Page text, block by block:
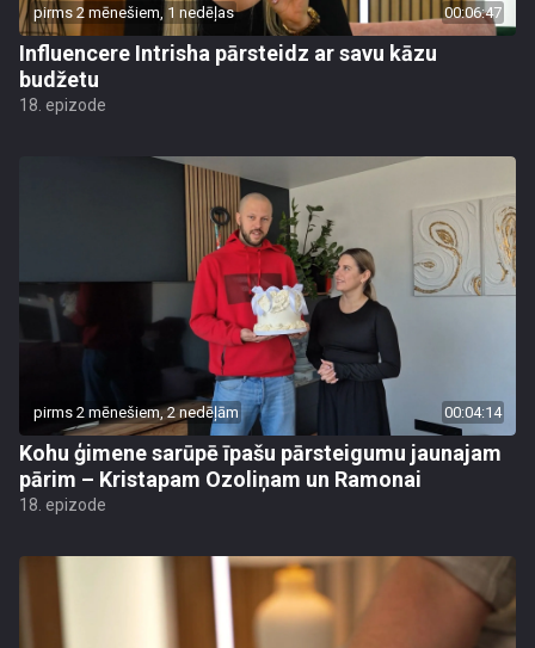
pirms 2 mēnešiem, 1 nedēļas 00:06:47
Influencere Intrisha pārsteidz ar savu kāzu
budžetu
18. epizode
pirms 2 mēnešiem, 2 nedēļām 00:04:14
Kohu ģimene sarūpē īpašu pārsteigumu jaunajam
pārim – Kristapam Ozoliņam un Ramonai
18. epizode